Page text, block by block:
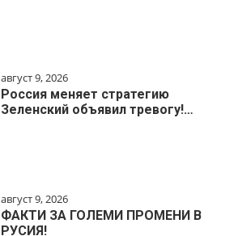
август 9, 2026
Россия меняет стратегию
Зеленский объявил тревогу!…
август 9, 2026
ФАКТИ ЗА ГОЛЕМИ ПРОМЕНИ В
РУСИЯ!